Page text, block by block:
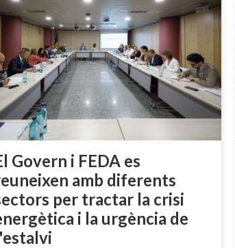
Govern i FEDA es
amb diferents
per tractar la crisi
i la urgència de